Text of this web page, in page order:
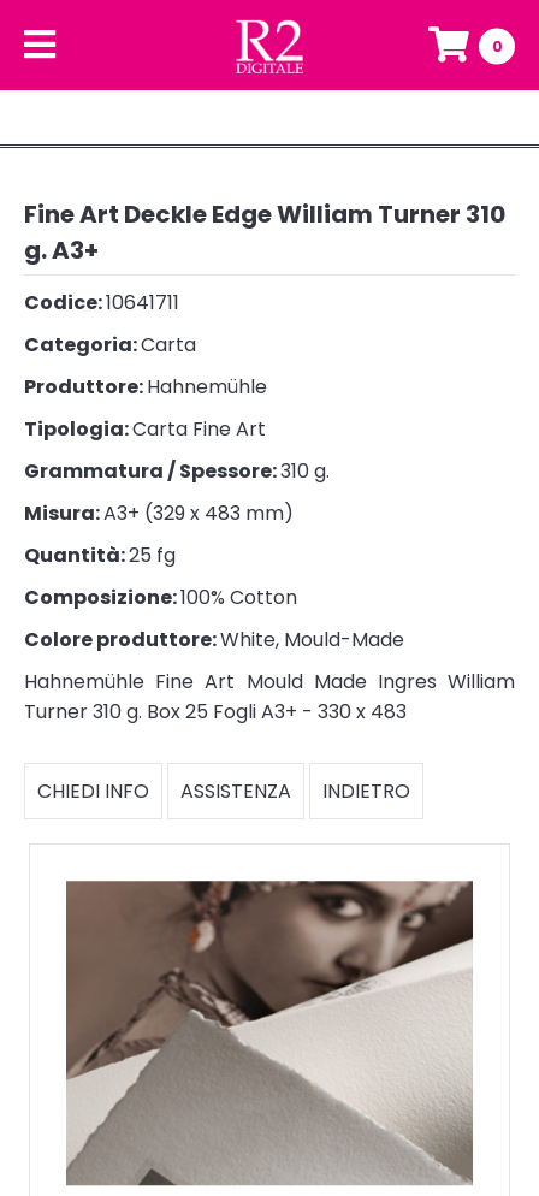
0
Fine Art Deckle Edge William Turner 310
g. A3+
Codice:10641711
Categoria:Carta
Produttore:Hahnemühle
Tipologia:Carta Fine Art
Grammatura / Spessore:310 g.
Misura:A3+ (329 x 483 mm)
Quantità:25 fg
Composizione:100% Cotton
Colore produttore:White, Mould-Made
Hahnemühle Fine Art Mould Made Ingres William
Turner 310 g. Box 25 Fogli A3+ - 330 x 483
CHIEDI INFO ASSISTENZA INDIETRO